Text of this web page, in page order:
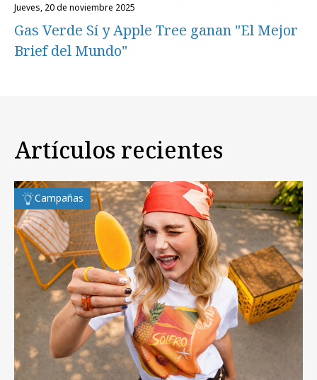
jueves, 20 de noviembre 2025
Gas Verde Sí y Apple Tree ganan "El Mejor
Brief del Mundo"
Artículos recientes
Campañas